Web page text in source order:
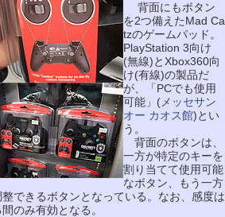
背面にもボタン
を2つ備えたMad Ca
tzのゲームパッド。
PlayStation 3向け
(無線)とXbox360向
け(有線)の製品だ
が、「PCでも使用
可能」(メッセサン
オー カオス館)とい
う。
背面のボタンは、
一方が特定のキーを
割り当てて使用可能
なボタン、もう一方
できるボタンとなっている。なお、感度は
のみ有効となる。